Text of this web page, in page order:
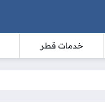
خدمات قطر